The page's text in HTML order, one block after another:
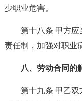
少职业危害。
第十八条 甲方
责任制，加强对职业
八、劳动合同的
第十九条 甲乙